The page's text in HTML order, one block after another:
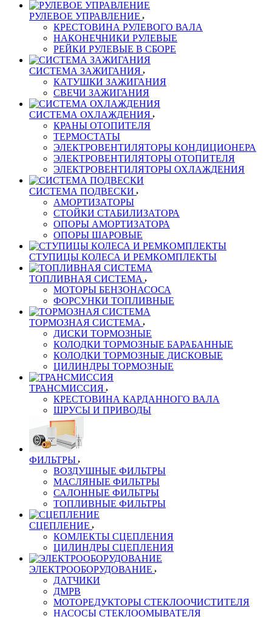
РУЛЕВОЕ УПРАВЛЕНИЕ
КРЕСТОВИНА РУЛЕВОГО ВАЛА
НАКОНЕЧНИКИ РУЛЕВЫЕ
РЕЙКИ РУЛЕВЫЕ В СБОРЕ
СИСТЕМА ЗАЖИГАНИЯ
КАТУШКИ ЗАЖИГАНИЯ
СВЕЧИ ЗАЖИГАНИЯ
СИСТЕМА ОХЛАЖДЕНИЯ
КРАНЫ ОТОПИТЕЛЯ
ТЕРМОСТАТЫ
ЭЛЕКТРОВЕНТИЛЯТОРЫ КОНДИЦИОНЕРА
ЭЛЕКТРОВЕНТИЛЯТОРЫ ОТОПИТЕЛЯ
ЭЛЕКТРОВЕНТИЛЯТОРЫ ОХЛАЖДЕНИЯ
СИСТЕМА ПОДВЕСКИ
АМОРТИЗАТОРЫ
СТОЙКИ СТАБИЛИЗАТОРА
ОПОРЫ АМОРТИЗАТОРА
ОПОРЫ ШАРОВЫЕ
СТУПИЦЫ КОЛЕСА И РЕМКОМПЛЕКТЫ
ТОПЛИВНАЯ СИСТЕМА
МОТОРЫ БЕНЗОНАСОСА
ФОРСУНКИ ТОПЛИВНЫЕ
ТОРМОЗНАЯ СИСТЕМА
ДИСКИ ТОРМОЗНЫЕ
КОЛОДКИ ТОРМОЗНЫЕ БАРАБАННЫЕ
КОЛОДКИ ТОРМОЗНЫЕ ДИСКОВЫЕ
ЦИЛИНДРЫ ТОРМОЗНЫЕ
ТРАНСМИССИЯ
КРЕСТОВИНА КАРДАННОГО ВАЛА
ШРУСЫ И ПРИВОДЫ
ФИЛЬТРЫ
ВОЗДУШНЫЕ ФИЛЬТРЫ
МАСЛЯНЫЕ ФИЛЬТРЫ
САЛОННЫЕ ФИЛЬТРЫ
ТОПЛИВНЫЕ ФИЛЬТРЫ
СЦЕПЛЕНИЕ
КОМЛЕКТЫ СЦЕПЛЕНИЯ
ЦИЛИНДРЫ СЦЕПЛЕНИЯ
ЭЛЕКТРООБОРУДОВАНИЕ
ДАТЧИКИ
ДМРВ
МОТОРЕДУКТОРЫ СТЕКЛООЧИСТИТЕЛЯ
НАСОСЫ СТЕКЛООМЫВАТЕЛЯ